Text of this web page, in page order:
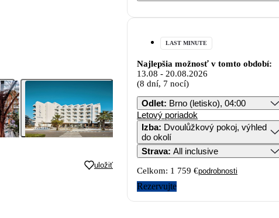
uložiť
LAST MINUTE
Najlepšia možnosť v tomto období:
13.08 - 20.08.2026
(8 dní, 7 nocí)
Odlet: Brno (letisko), 04:00
Letový poriadok
Izba: Dvoulůžkový pokoj, výhled
do okolí
Strava: All inclusive
Celkom: 1 759 €podrobnosti
Rezervujte